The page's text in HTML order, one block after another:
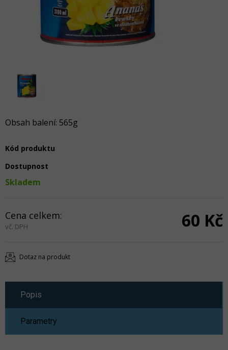
Obsah balení: 565g
Kód produktu
Dostupnost
Skladem
Cena celkem:
vč. DPH 60 Kč
Dotaz na produkt
Popis
Parametry